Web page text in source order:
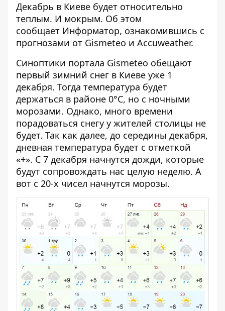
Декабрь в Киеве будет относительно
теплым. И мокрым. Об этом
сообщает Информатор, ознакомившись с
прогнозами от Gismeteo и Accuweather.
Синоптики портала Gismeteo обещают
первый зимний снег в Киеве уже 1
декабря. Тогда температура будет
держаться в районе 0°C, но с ночными
морозами. Однако, много времени
порадоваться снегу у жителей столицы не
будет. Так как далее, до середины декабря,
дневная температура будет с отметкой
«+». С 7 декабря начнутся дожди, которые
будут сопровождать нас целую неделю. А
вот с 20-х чисел начнутся морозы.